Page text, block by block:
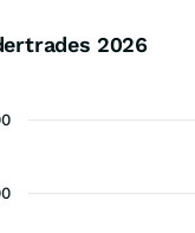
2026